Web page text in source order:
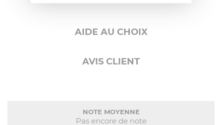
AIDE AU CHOIX
AVIS CLIENT
NOTE MOYENNE
Pas encore de note